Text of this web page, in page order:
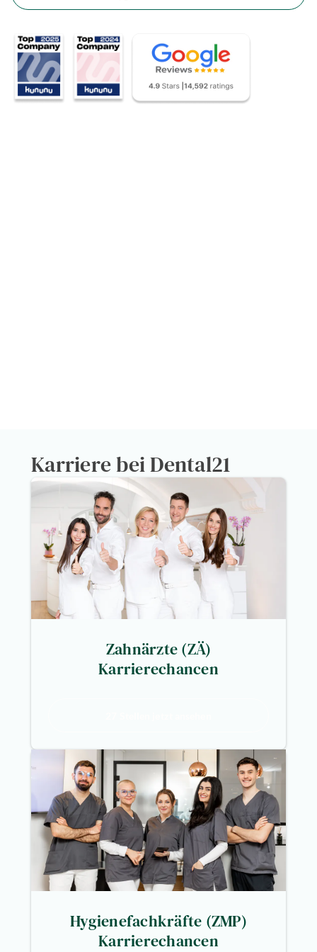
Karriere bei Dental21
Zahnärzte (ZÄ)
Karrierechancen
Hygienefachkräfte (ZMP)
Karrierechancen